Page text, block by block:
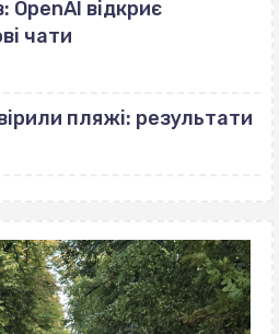
OpenAI відкриє
чати
пляжі: результати